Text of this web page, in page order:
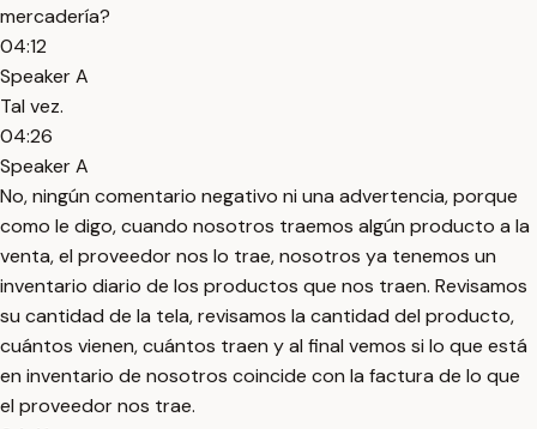
mercadería?
04:12
Speaker A
Tal vez.
04:26
Speaker A
No, ningún comentario negativo ni una advertencia, porque
como le digo, cuando nosotros traemos algún producto a la
venta, el proveedor nos lo trae, nosotros ya tenemos un
inventario diario de los productos que nos traen. Revisamos
su cantidad de la tela, revisamos la cantidad del producto,
cuántos vienen, cuántos traen y al final vemos si lo que está
en inventario de nosotros coincide con la factura de lo que
el proveedor nos trae.